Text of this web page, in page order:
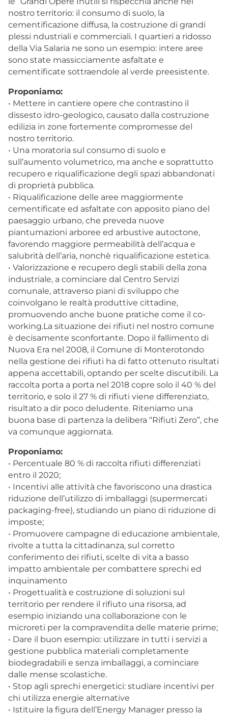
nostro territorio: il consumo di suolo, la
cementificazione diffusa, la costruzione di grandi
plessi ndustriali e commerciali. I quartieri a ridosso
della Via Salaria ne sono un esempio: intere aree
sono state massicciamente asfaltate e
cementificate sottraendole al verde preesistente.
Proponiamo:
• Mettere in cantiere opere che contrastino il
dissesto idro-geologico, causato dalla costruzione
edilizia in zone fortemente compromesse del
nostro territorio.
• Una moratoria sul consumo di suolo e
sull’aumento volumetrico, ma anche e soprattutto
recupero e riqualificazione degli spazi abbandonati
di proprietà pubblica.
• Riqualificazione delle aree maggiormente
cementificate ed asfaltate con apposito piano del
paesaggio urbano, che preveda nuove
piantumazioni arboree ed arbustive autoctone,
favorendo maggiore permeabilità dell’acqua e
salubrità dell’aria, nonchè riqualificazione estetica.
• Valorizzazione e recupero degli stabili della zona
industriale, a cominciare dal Centro Servizi
comunale, attraverso piani di sviluppo che
coinvolgano le realtà produttive cittadine,
promuovendo anche buone pratiche come il co-
working.La situazione dei rifiuti nel nostro comune
è decisamente sconfortante. Dopo il fallimento di
Nuova Era nel 2008, il Comune di Monterotondo
nella gestione dei rifiuti ha di fatto ottenuto risultati
appena accettabili, optando per scelte discutibili. La
raccolta porta a porta nel 2018 copre solo il 40 % del
territorio, e solo il 27 % di rifiuti viene differenziato,
risultato a dir poco deludente. Riteniamo una
buona base di partenza la delibera “Rifiuti Zero”, che
va comunque aggiornata.
Proponiamo:
• Percentuale 80 % di raccolta rifiuti differenziati
entro il 2020;
• Incentivi alle attività che favoriscono una drastica
riduzione dell’utilizzo di imballaggi (supermercati
packaging-free), studiando un piano di riduzione di
imposte;
• Promuovere campagne di educazione ambientale,
rivolte a tutta la cittadinanza, sul corretto
conferimento dei rifiuti, scelte di vita a basso
impatto ambientale per combattere sprechi ed
inquinamento
• Progettualità e costruzione di soluzioni sul
territorio per rendere il rifiuto una risorsa, ad
esempio iniziando una collaborazione con le
microreti per la compravendita delle materie prime;
• Dare il buon esempio: utilizzare in tutti i servizi a
gestione pubblica materiali completamente
biodegradabili e senza imballaggi, a cominciare
dalle mense scolastiche.
• Stop agli sprechi energetici: studiare incentivi per
chi utilizza energie alternative
• Istituire la figura dell’Energy Manager presso la